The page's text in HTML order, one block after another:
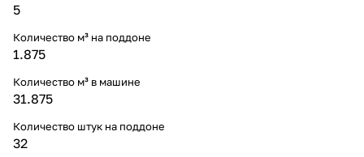
5
Количество м³ на поддоне
1.875
Количество м³ в машине
31.875
Количество штук на поддоне
32